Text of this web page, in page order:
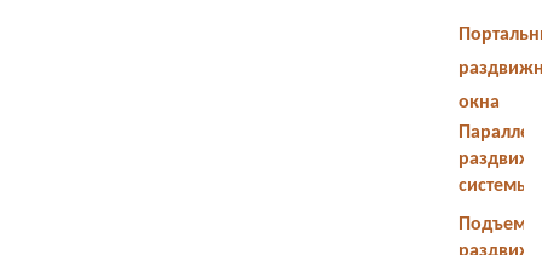
окна
системы